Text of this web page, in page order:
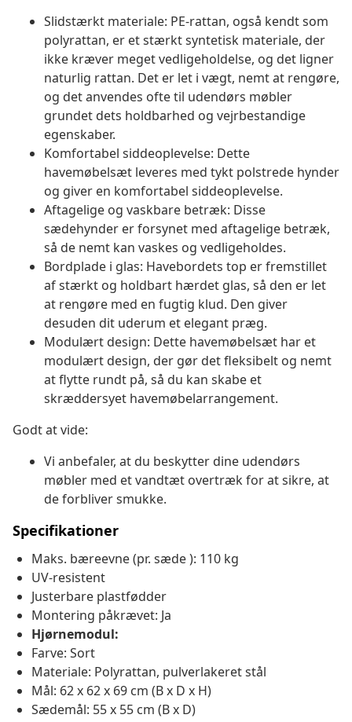
Slidstærkt materiale: PE-rattan, også kendt som
polyrattan, er et stærkt syntetisk materiale, der
ikke kræver meget vedligeholdelse, og det ligner
naturlig rattan. Det er let i vægt, nemt at rengøre,
og det anvendes ofte til udendørs møbler
grundet dets holdbarhed og vejrbestandige
egenskaber.
Komfortabel siddeoplevelse: Dette
havemøbelsæt leveres med tykt polstrede hynder
og giver en komfortabel siddeoplevelse.
Aftagelige og vaskbare betræk: Disse
sædehynder er forsynet med aftagelige betræk,
så de nemt kan vaskes og vedligeholdes.
Bordplade i glas: Havebordets top er fremstillet
af stærkt og holdbart hærdet glas, så den er let
at rengøre med en fugtig klud. Den giver
desuden dit uderum et elegant præg.
Modulært design: Dette havemøbelsæt har et
modulært design, der gør det fleksibelt og nemt
at flytte rundt på, så du kan skabe et
skræddersyet havemøbelarrangement.
Godt at vide:
Vi anbefaler, at du beskytter dine udendørs
møbler med et vandtæt overtræk for at sikre, at
de forbliver smukke.
Specifikationer
Maks. bæreevne (pr. sæde ): 110 kg
UV-resistent
Justerbare plastfødder
Montering påkrævet: Ja
Hjørnemodul:
Farve: Sort
Materiale: Polyrattan, pulverlakeret stål
Mål: 62 x 62 x 69 cm (B x D x H)
Sædemål: 55 x 55 cm (B x D)